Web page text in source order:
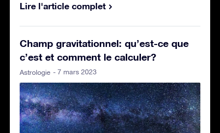
Lire l'article complet
Champ gravitationnel: qu’est-ce que
c’est et comment le calculer?
Astrologie - 7 mars 2023